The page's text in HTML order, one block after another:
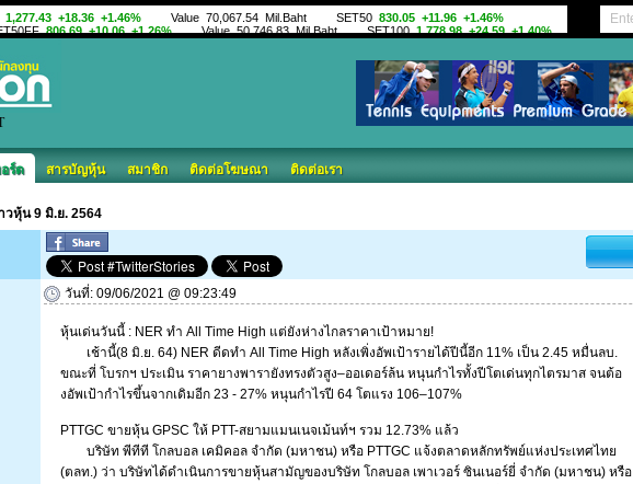
ร์ด สารบัญหุ้น สมาชิก ติดต่อโฆษณา ติดต่อเรา
วหุ้น 9 มิ.ย. 2564
วันที่: 09/06/2021 @ 09:23:49
หุ้นเด่นวันนี้ : NER ทำ All Time High แต่ยังห่างไกลราคาเป้าหมาย!
เช้านี้(8 มิ.ย. 64) NER ดีดทำ All Time High หลังเพิ่งอัพเป้ารายได้ปีนี้อีก 11% เป็น 2.45 หมื่นลบ.
ขณะที่ โบรกฯ ประเมิน ราคายางพารายังทรงตัวสูง–ออเดอร์ล้น หนุนกำไรทั้งปีโตเด่นทุกไตรมาส จนต้อ
งอัพเป้ากำไรขึ้นจากเดิมอีก 23 - 27% หนุนกำไรปี 64 โตแรง 106–107%
PTTGC ขายหุ้น GPSC ให้ PTT-สยามแมนเนจเม้นท์ฯ รวม 12.73% แล้ว
บริษัท พีทีที โกลบอล เคมิคอล จำกัด (มหาชน) หรือ PTTGC แจ้งตลาดหลักทรัพย์แห่งประเทศไทย
(ตลท.) ว่า บริษัทได้ดำเนินการขายหุ้นสามัญของบริษัท โกลบอล เพาเวอร์ ซินเนอร์ยี่ จำกัด (มหาชน) หรือ